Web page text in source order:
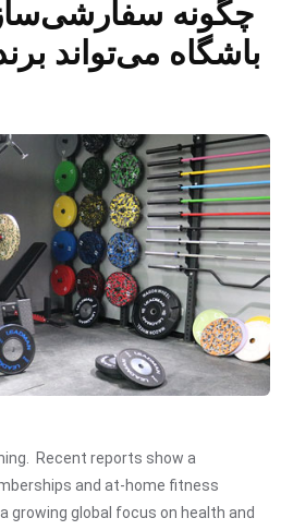
چگونه
باشگاه می‌تواند
Recent reports show a
and at-home fitness
growing global focus on health and